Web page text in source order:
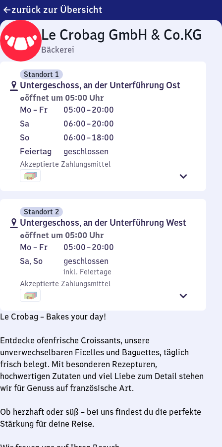
zurück zur Übersicht
Le Crobag GmbH & Co.KG
Bäckerei
Standort 1
Untergeschoss, an der Unterführung Ost
öffnet um 05:00 Uhr
Montag
bis
Freitag
Mo – Fr 05:00–20:00
Von
5
Uhr
20
Uhr
Samstag
Sa 06:00–20:00
Von
6
bis
Sonntag
So 06:00–18:00
Von
6
Uhr
Feiertag
Feiertag geschlossen
Akzeptierte Zahlungsmittel
Standort 2
Untergeschoss, an der Unterführung West
öffnet um 05:00 Uhr
Montag
bis
Mo – Fr 05:00–20:00
Von
5
Uhr
bis
Samstag
Sonntag
Sa, So,
inkl. Feiertage
geschlossen
inkl. Feiertage
Akzeptierte Zahlungsmittel
Le Crobag – Bakes your day!
Entdecke ofenfrische Croissants, unsere
unverwechselbaren Ficelles und Baguettes, täglich
frisch belegt. Mit besonderen Rezepturen,
hochwertigen Zutaten und viel Liebe zum Detail stehen
wir für Genuss auf französische Art.
Ob herzhaft oder süß – bei uns findest du die perfekte
Stärkung für deine Reise.